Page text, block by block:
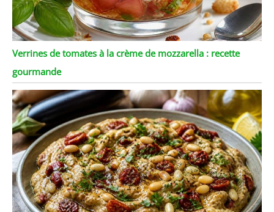
Verrines de tomates à la crème de mozzarella : recette
gourmande